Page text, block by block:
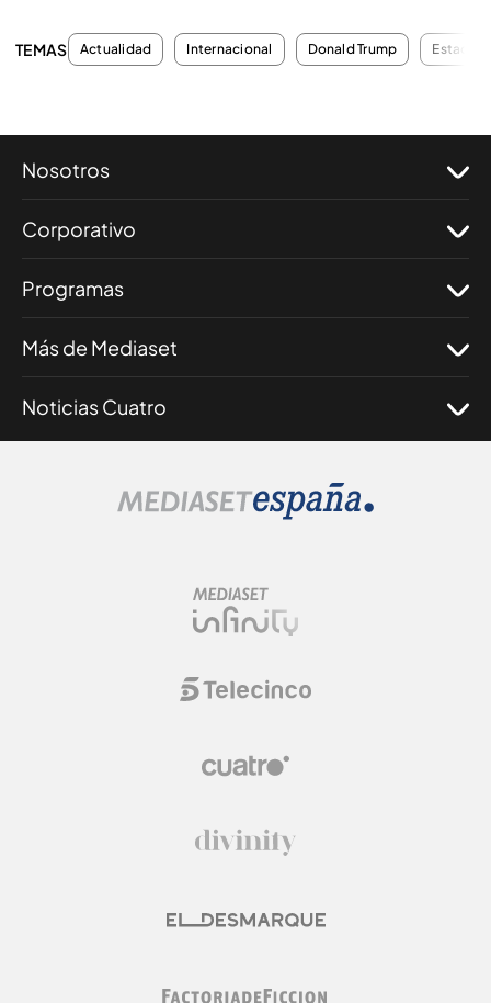
TEMAS Actualidad Internacional Donald Trump Estados
Nosotros
Corporativo
Programas
Más de Mediaset
Noticias Cuatro